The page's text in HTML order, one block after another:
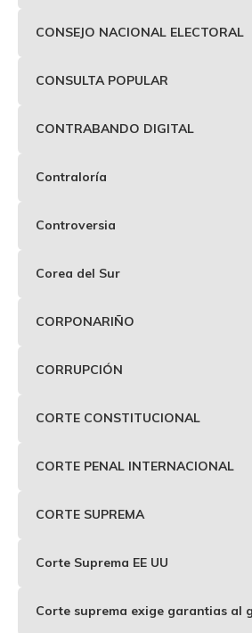
CONSEJO NACIONAL ELECTORAL
CONSULTA POPULAR
CONTRABANDO DIGITAL
Contraloría
Controversia
Corea del Sur
CORPONARIÑO
CORRUPCIÓN
CORTE CONSTITUCIONAL
CORTE PENAL INTERNACIONAL
CORTE SUPREMA
Corte Suprema EE UU
Corte suprema exige garantias al